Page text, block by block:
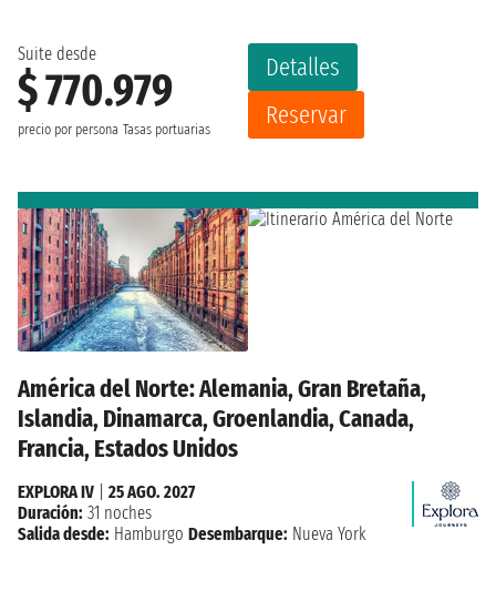
Suite desde
$ 770.979
precio por persona Tasas portuarias
Detalles
Reservar
América del Norte: Alemania, Gran Bretaña,
Islandia, Dinamarca, Groenlandia, Canada,
Francia, Estados Unidos
EXPLORA IV
25 AGO. 2027
Duración: 31 noches
Salida desde: Hamburgo Desembarque: Nueva York